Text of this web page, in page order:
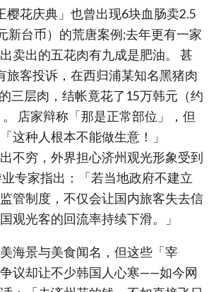
樱花庆典」也曾出现6块血肠卖2.5
新台币）的荒唐案例;去年更有一家
卖出的五花肉有九成是肥油。 甚
旅客投诉，在西归浦某知名黑猪肉
三层肉，结帐竟花了15万韩元（约
店家辩称「那是正常部位」，但
这种人根本不能做生意！」
不穷，外界担心济州观光形象受到
专家指出：「若当地政府不建立
管制度，不仅会让国内旅客失去信
观光客的回流率持续下滑。」
海景与美食闻名，但这些「宰
议却让不少韩国人心寒——如今网